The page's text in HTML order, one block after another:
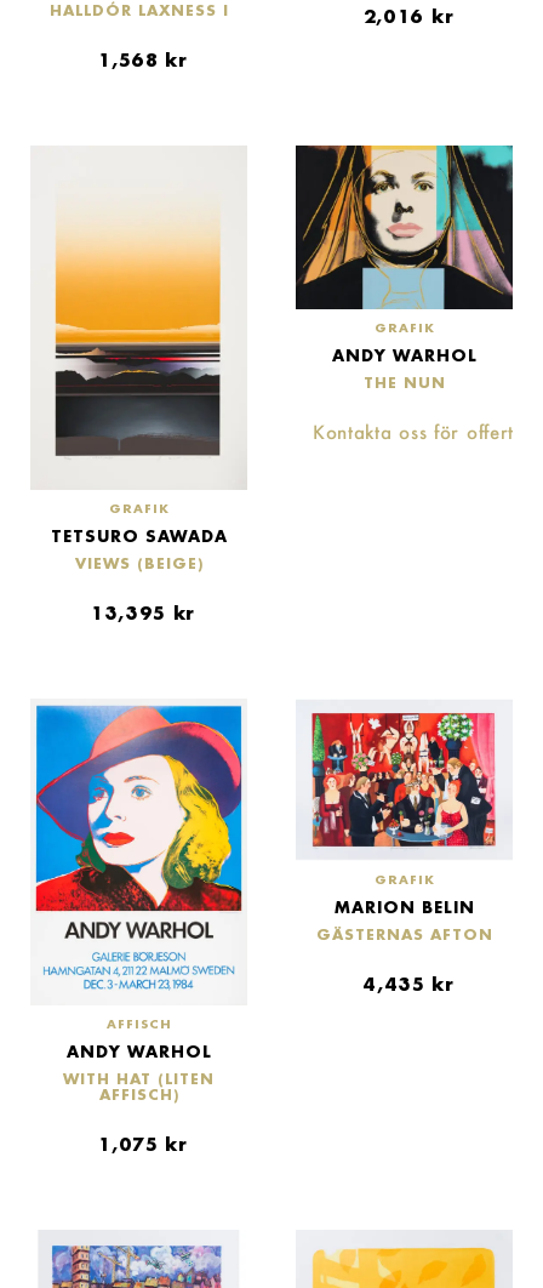
HALLDÓR LAXNESS I
1,568 kr
2,016 kr
GRAFIK
TETSURO SAWADA
VIEWS (BEIGE)
13,395 kr
GRAFIK
ANDY WARHOL
THE NUN
Kontakta oss för offert
AFFISCH
ANDY WARHOL
WITH HAT (LITEN
AFFISCH)
1,075 kr
GRAFIK
MARION BELIN
GÄSTERNAS AFTON
4,435 kr